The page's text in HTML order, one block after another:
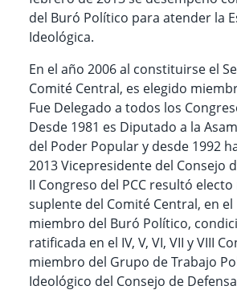
del Buró Político para atender la
Ideológica.
En el año 2006 al constituirse el
Comité Central, es elegido
Fue Delegado a todos los
Desde 1981 es Diputado a la
del Poder Popular y desde 1992
2013 Vicepresidente del Consejo
II Congreso del PCC resultó
suplente del Comité Central, en el
miembro del Buró Político,
ratificada en el IV, V, VI, VII y VIII
miembro del Grupo de Trabajo
Ideológico del Consejo de